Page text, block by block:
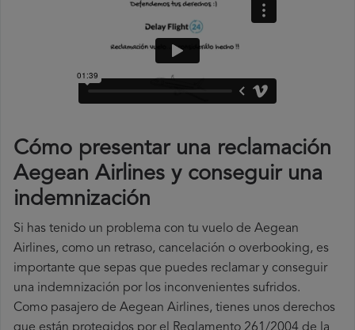
Cómo presentar una reclamación
Aegean Airlines y conseguir una
indemnización
Si has tenido un problema con tu vuelo de Aegean
Airlines, como un retraso, cancelación o overbooking, es
importante que sepas que puedes reclamar y conseguir
una indemnización por los inconvenientes sufridos.
Como pasajero de Aegean Airlines, tienes unos derechos